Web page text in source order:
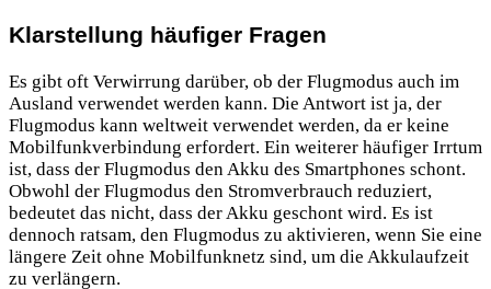
Klarstellung häufiger Fragen
Es gibt oft Verwirrung darüber, ob der Flugmodus auch im
Ausland verwendet werden kann. Die Antwort ist ja, der
Flugmodus kann weltweit verwendet werden, da er keine
Mobilfunkverbindung erfordert. Ein weiterer häufiger Irrtum
ist, dass der Flugmodus den Akku des Smartphones schont.
Obwohl der Flugmodus den Stromverbrauch reduziert,
bedeutet das nicht, dass der Akku geschont wird. Es ist
dennoch ratsam, den Flugmodus zu aktivieren, wenn Sie eine
längere Zeit ohne Mobilfunknetz sind, um die Akkulaufzeit
zu verlängern.